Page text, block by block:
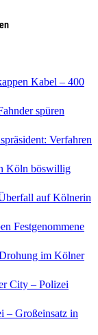
Kabel – 400
spüren
Verfahren
Köln böswillig
auf Kölnerin
Festgenommene
im Kölner
City – Polizei
– Großeinsatz in